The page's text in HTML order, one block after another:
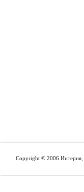
Copyright © 2006 Интерия,